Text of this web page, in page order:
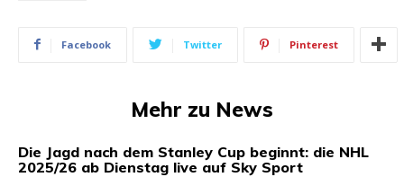
Facebook Twitter Pinterest
Mehr zu News
Die Jagd nach dem Stanley Cup beginnt: die NHL
2025/26 ab Dienstag live auf Sky Sport